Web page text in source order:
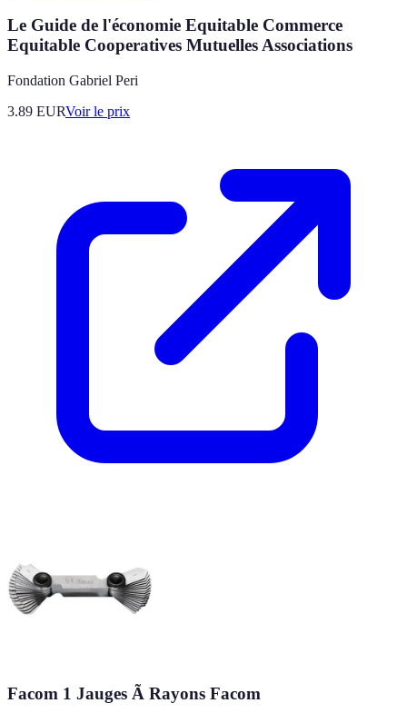
Le Guide de l'économie Equitable Commerce
Equitable Cooperatives Mutuelles Associations
Fondation Gabriel Peri
3.89 EURVoir le prix
Facom 1 Jauges Ã Rayons Facom